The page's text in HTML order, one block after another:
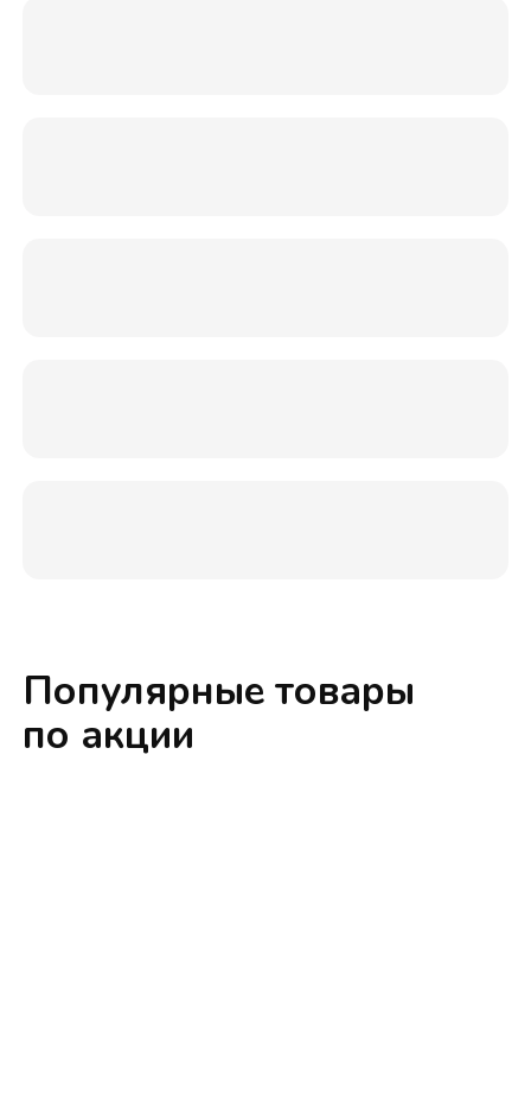
Популярные товары
по акции